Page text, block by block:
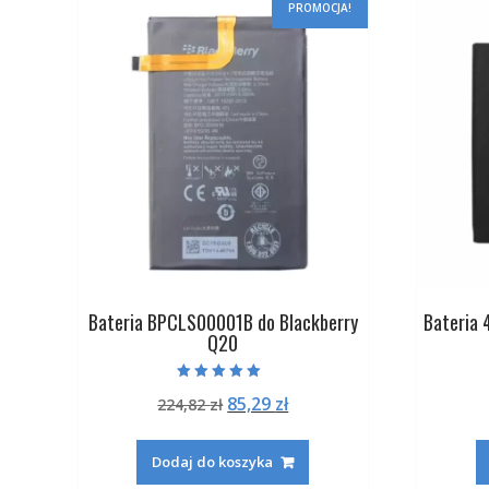
PROMOCJA!
Bateria BPCLS00001B do Blackberry
Q20
5.00
na 5
224,82zł Pierwotna
wynosiła:
224,82 zł.
85,29 złAktualna
85,29 zł.
Dodaj do koszyka
Bateria